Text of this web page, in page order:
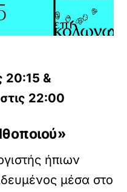
20:15 &
22:00
ήπιων
μέσα στο